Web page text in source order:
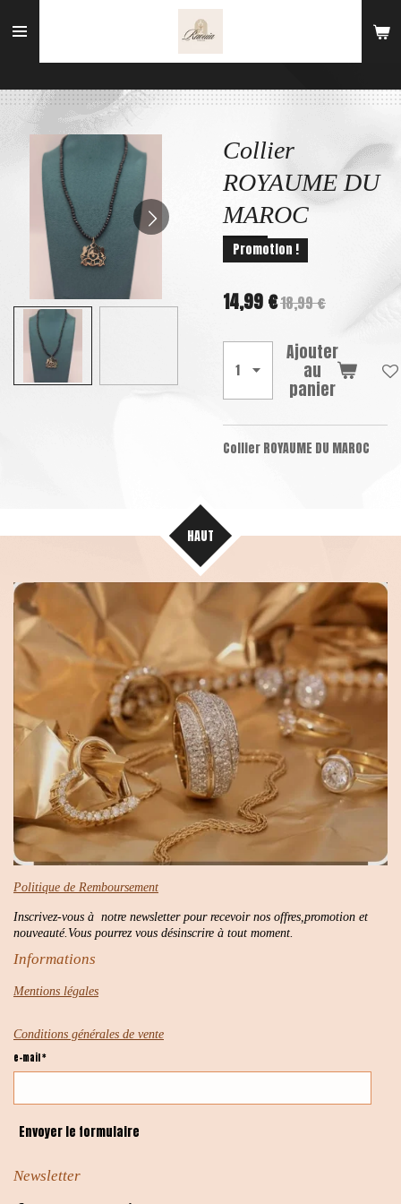
au
Collier
ROYAUME DU
MAROC
Promotion !
14,99 €18,99 €
Ajouter
au
panier
Collier ROYAUME DU MAROC
HAUT
Politique de Remboursement
Inscrivez-vous à notre newsletter pour recevoir nos offres,promotion et
nouveauté.Vous pourrez vous désinscrire à tout moment.
Informations
Mentions légales
Conditions générales de vente
e-mail *
Envoyer le formulaire
Newsletter